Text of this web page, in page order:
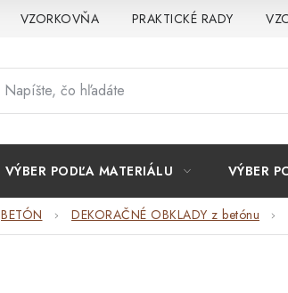
VZORKOVŇA PRAKTICKÉ RADY
VÝBER PODĽA MATERIÁLU VÝBER
BETÓN DEKORAČNÉ OBKLADY z betónu